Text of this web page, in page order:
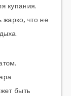
купания.
что не
быть